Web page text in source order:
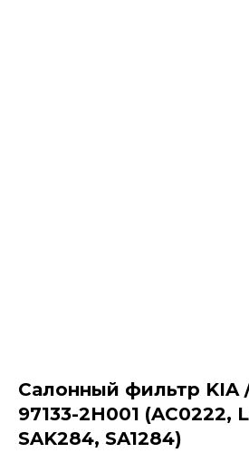
Салонный фильтр KIA
97133-2H001 (AC0222,
SAK284, SA1284)